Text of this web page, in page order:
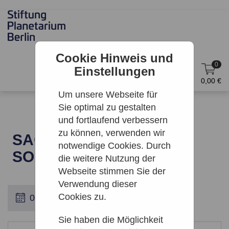
Cookie Hinweis und
Einstellungen
Um unsere Webseite für
Sie optimal zu gestalten
und fortlaufend verbessern
zu können, verwenden wir
notwendige Cookies. Durch
die weitere Nutzung der
Webseite stimmen Sie der
Verwendung dieser
Cookies zu.
Sie haben die Möglichkeit
0
0,00 €
SAGEN DES
SOMMERHIMMELS